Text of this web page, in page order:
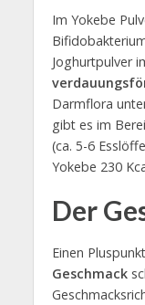
Im Yokebe
Joghurtpulver
Darmflora
gibt es im
(ca. 5-6
Yokebe 230
Der
Einen
Geschmack